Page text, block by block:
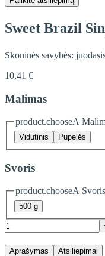
Sweet Brazil
Skoninės savybės:
10,41 €
Malimas
product.chooseA
Vidutinis Pupelės
Svoris
product.chooseA Svoris
500 g
Aprašymas Atsiliepimai